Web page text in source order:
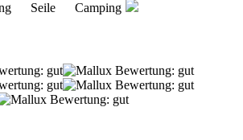
Seile Camping